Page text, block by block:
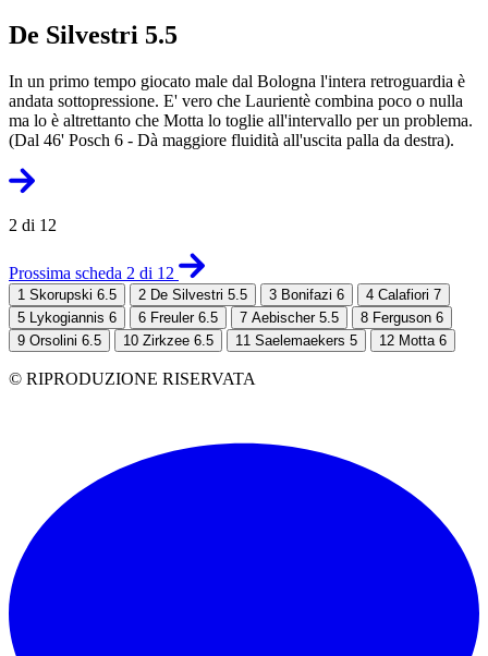
De Silvestri 5.5
In un primo tempo giocato male dal Bologna l'intera retroguardia è
andata sottopressione. E' vero che Laurientè combina poco o nulla
ma lo è altrettanto che Motta lo toglie all'intervallo per un problema.
(Dal 46' Posch 6 - Dà maggiore fluidità all'uscita palla da destra).
2 di 12
Prossima scheda 2 di 12
1 Skorupski 6.5 2 De Silvestri 5.5 3 Bonifazi 6 4 Calafiori 7
5
Lykogiannis 6 6 Freuler 6.5 7 Aebischer 5.5 8 Ferguson 6
9 Orsolini 6.5 10 Zirkzee 6.5 11 Saelemaekers 5 12 Motta 6
© RIPRODUZIONE RISERVATA